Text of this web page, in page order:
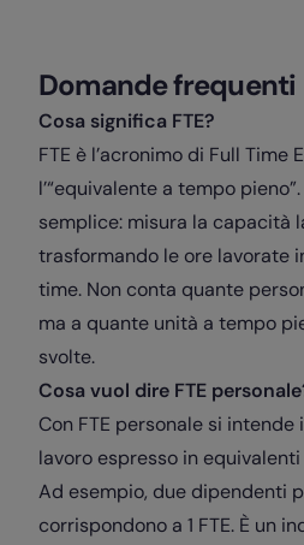
Domande frequenti
Cosa significa FTE?
FTE è l’acronimo di Full Time
l’“equivalente a tempo
semplice: misura la capacità
trasformando le ore lavorate
time. Non conta quante
ma a quante unità a tempo
svolte.
Cosa vuol dire FTE
Con FTE personale si
lavoro espresso in
Ad esempio, due dipendenti
corrispondono a 1 FTE. È un